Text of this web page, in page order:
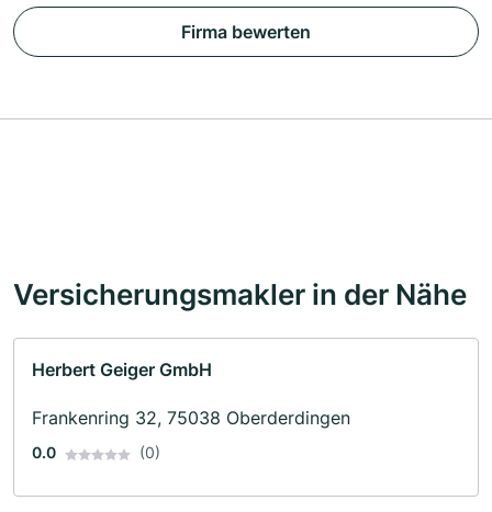
Firma bewerten
Versicherungsmakler in der Nähe
Herbert Geiger GmbH
Frankenring 32, 75038 Oberderdingen
0.0 (0)